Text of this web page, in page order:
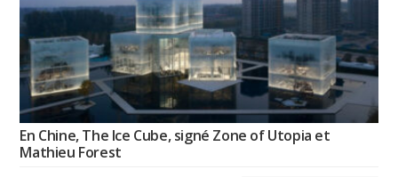
En Chine, The Ice Cube, signé Zone of Utopia et
Mathieu Forest